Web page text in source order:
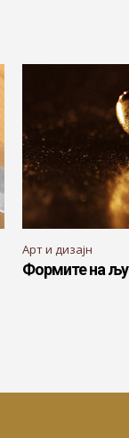
Арт и дизајн
Формите на